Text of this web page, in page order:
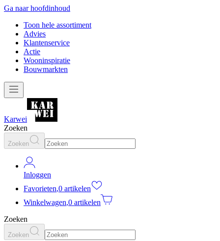
Ga naar hoofdinhoud
Toon hele assortiment
Advies
Klantenservice
Actie
Wooninspiratie
Bouwmarkten
Karwei
Zoeken
Zoeken
Inloggen
Favorieten,0 artikelen
Winkelwagen,0 artikelen
Zoeken
Zoeken